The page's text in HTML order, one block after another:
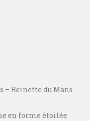
– Reinette du Mans
en forme étoilée